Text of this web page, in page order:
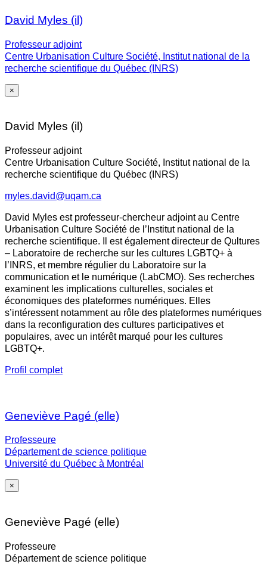
David Myles (il)
Professeur adjoint
Centre Urbanisation Culture Société, Institut national de la
recherche scientifique du Québec (INRS)
×
David Myles (il)
Professeur adjoint
Centre Urbanisation Culture Société, Institut national de la
recherche scientifique du Québec (INRS)
myles.david@uqam.ca
David Myles est professeur-chercheur adjoint au Centre
Urbanisation Culture Société de l’Institut national de la
recherche scientifique. Il est également directeur de Qultures
– Laboratoire de recherche sur les cultures LGBTQ+ à
l’INRS, et membre régulier du Laboratoire sur la
communication et le numérique (LabCMO). Ses recherches
examinent les implications culturelles, sociales et
économiques des plateformes numériques. Elles
s’intéressent notamment au rôle des plateformes numériques
dans la reconfiguration des cultures participatives et
populaires, avec un intérêt marqué pour les cultures
LGBTQ+.
Profil complet
Geneviève Pagé (elle)
Professeure
Département de science politique
Université du Québec à Montréal
×
Geneviève Pagé (elle)
Professeure
Département de science politique